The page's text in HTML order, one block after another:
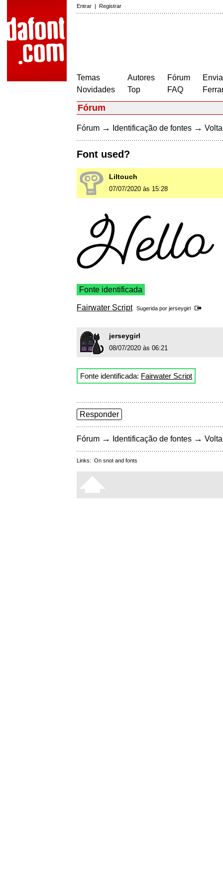
Entrar | Registrar
Temas
Novidades
Autores
Top
Fórum
FAQ
Fórum
Fórum → Identificação de fontes →
Font used?
Liltouch
07/07/2020 às 15:28
Fonte identificada
Fairwater Script Sugerida por jerseygirl
jerseygirl
08/07/2020 às 06:21
Fonte identificada: Fairwater Script
Responder
Fórum → Identificação de fontes →
Links: On snot and fonts